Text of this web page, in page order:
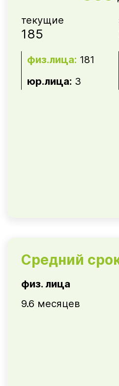
текущие
185
физ.лица: 181
юр.лица: 3
Средний
физ. лица
9.6 месяцев